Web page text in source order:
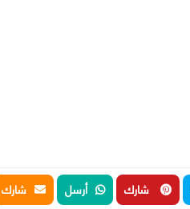
شارك أرسل شارك